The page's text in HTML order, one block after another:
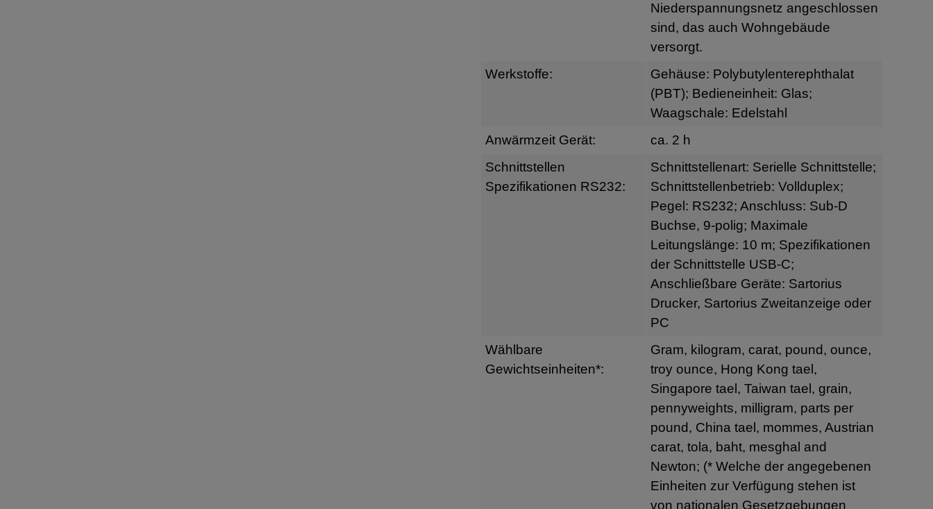
Niederspannungsnetz angeschlossen
sind, das auch Wohngebäude
versorgt.
Werkstoffe:
Gehäuse: Polybutylenterephthalat
(PBT); Bedieneinheit: Glas;
Waagschale: Edelstahl
Anwärmzeit Gerät:
ca. 2 h
Schnittstellen
Spezifikationen RS232:
Schnittstellenart: Serielle Schnittstelle;
Schnittstellenbetrieb: Vollduplex;
Pegel: RS232; Anschluss: Sub-D
Buchse, 9-polig; Maximale
Leitungslänge: 10 m; Spezifikationen
der Schnittstelle USB-C;
Anschließbare Geräte: Sartorius
Drucker, Sartorius Zweitanzeige oder
PC
Wählbare
Gewichtseinheiten*:
Gram, kilogram, carat, pound, ounce,
troy ounce, Hong Kong tael,
Singapore tael, Taiwan tael, grain,
pennyweights, milligram, parts per
pound, China tael, mommes, Austrian
carat, tola, baht, mesghal and
Newton; (* Welche der angegebenen
Einheiten zur Verfügung stehen ist
von nationalen Gesetzgebungen